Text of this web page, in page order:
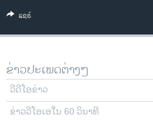
ທຸລະກິດ
ພາສາອັງກິດ
ສຽງ
ລາຍການກະຈາຍສຽງ
ລາຍງານ
ຕິດຕາມພວກເຮົາ ທີ່
ແຊຣ໌
ຂ່າວປະເພດຕ່າງໆ
ວີດີໂອຂ່າວ
ຂ່າວວີໂອເອໃນ 60 ວິນາທີ